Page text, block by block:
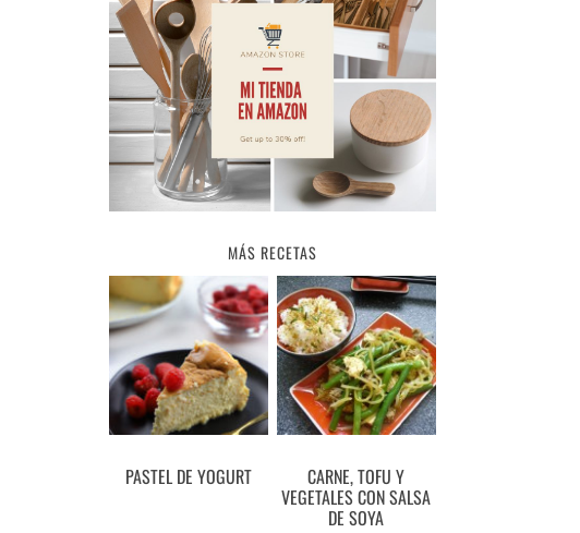
MÁS RECETAS
PASTEL DE YOGURT CARNE, TOFU Y
VEGETALES CON SALSA
DE SOYA